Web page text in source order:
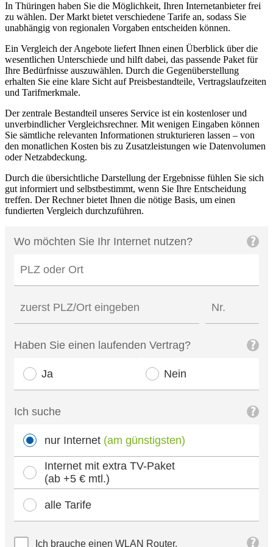
In Thüringen haben Sie die Möglichkeit, Ihren Internetanbieter frei
zu wählen. Der Markt bietet verschiedene Tarife an, sodass Sie
unabhängig von regionalen Vorgaben entscheiden können.
Ein Vergleich der Angebote liefert Ihnen einen Überblick über die
wesentlichen Unterschiede und hilft dabei, das passende Paket für
Ihre Bedürfnisse auszuwählen. Durch die Gegenüberstellung
erhalten Sie eine klare Sicht auf Preisbestandteile, Vertragslaufzeiten
und Tarifmerkmale.
Der zentrale Bestandteil unseres Service ist ein kostenloser und
unverbindlicher Vergleichsrechner. Mit wenigen Eingaben können
Sie sämtliche relevanten Informationen strukturieren lassen – von
den monatlichen Kosten bis zu Zusatzleistungen wie Datenvolumen
oder Netzabdeckung.
Durch die übersichtliche Darstellung der Ergebnisse fühlen Sie sich
gut informiert und selbstbestimmt, wenn Sie Ihre Entscheidung
treffen. Der Rechner bietet Ihnen die nötige Basis, um einen
fundierten Vergleich durchzuführen.